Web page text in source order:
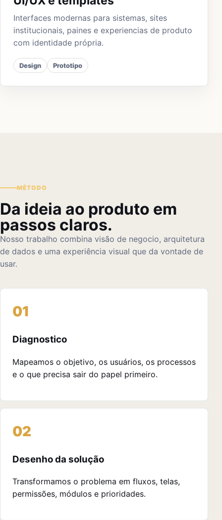
Interfaces modernas para sistemas, sites
institucionais, paines e experiencias de produto
com identidade própria.
Design Prototipo
MÉTODO
Da ideia ao produto em
passos claros.
Nosso trabalho combina visão de negocio, arquitetura
de dados e uma experiência visual que da vontade de
usar.
Diagnostico
Mapeamos o objetivo, os usuários, os processos
e o que precisa sair do papel primeiro.
Desenho da solução
Transformamos o problema em fluxos, telas,
permissões, módulos e prioridades.